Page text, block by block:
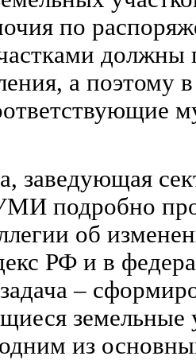
по
должны
а поэтому
заведующая
подробно
об
РФ и в
–
земельные
из